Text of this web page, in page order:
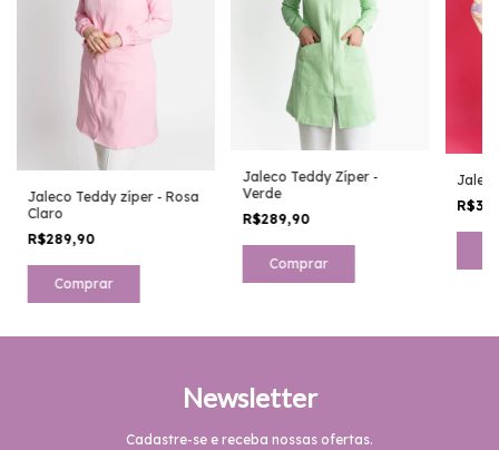
Jaleco Teddy zíper - Rosa
Claro
R$289,90
Comprar
Jaleco Teddy Zíper -
Verde
R$289,90
Comprar
Newsletter
Cadastre-se e receba nossas ofertas.